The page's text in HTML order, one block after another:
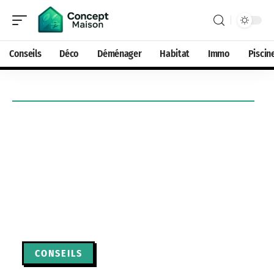
Conseils Déco Déménager Habitat Immo
CONSEILS